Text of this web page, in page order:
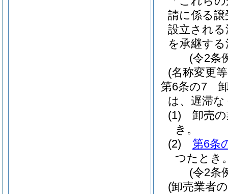
請に係る
設立され
を承継す
(令2条
(名称変更
第6条の7
は、遅滞
(1)
卸売
き。
(2)
第6条
つたとき
(令2条
(卸売業者